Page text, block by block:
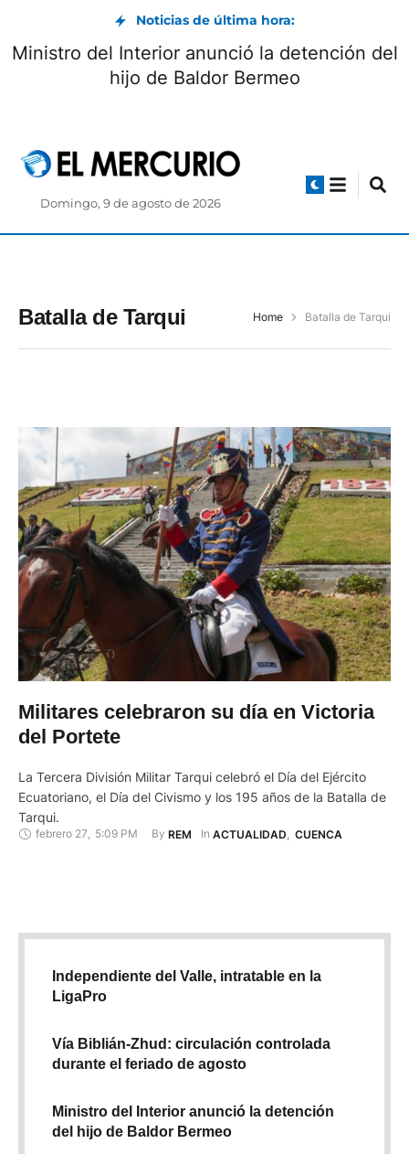
Noticias de última hora:
Ministro del Interior anunció la detención del
hijo de Baldor Bermeo
Domingo, 9 de agosto de 2026
Batalla de Tarqui Home Batalla de Tarqui
Militares celebraron su día en Victoria
del Portete
La Tercera División Militar Tarqui celebró el Día del Ejército
Ecuatoriano, el Día del Civismo y los 195 años de la Batalla de
Tarqui.
febrero 27, 5:09 PM By REM In ACTUALIDAD CUENCA
Independiente del Valle, intratable en la
LigaPro
Vía Biblián-Zhud: circulación controlada
durante el feriado de agosto
Ministro del Interior anunció la detención
del hijo de Baldor Bermeo